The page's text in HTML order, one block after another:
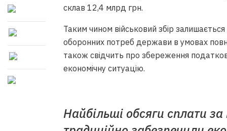
склав 12,4 млрд грн.
Таким чином військовий збір
оборонних потреб держави в умовах
також свідчить про збереження
економічну ситуацію.
Найбільші обсяги сплати